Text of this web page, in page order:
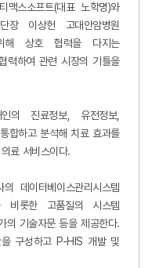
스소프트(대표 노학명)와
장 이상헌 고대안암병원
해 상호 협력을 다지는
력하여 관련 시장의 기틀을
의 진료정보, 유전정보,
합하고 분석해 치료 효과를
료 서비스이다.
데이터베이스관리시스템
비롯한 고품질의 시스템
의 기술자문 등을 제공한다.
구성하고 P-HIS 개발 및